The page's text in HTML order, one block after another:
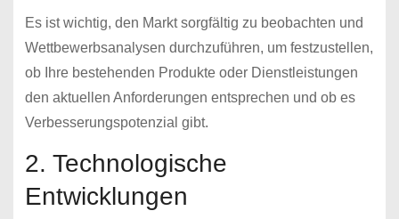
Es ist wichtig, den Markt sorgfältig zu beobachten und
Wettbewerbsanalysen durchzuführen, um festzustellen,
ob Ihre bestehenden Produkte oder Dienstleistungen
den aktuellen Anforderungen entsprechen und ob es
Verbesserungspotenzial gibt.
2. Technologische
Entwicklungen